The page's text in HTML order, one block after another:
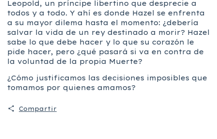
Leopold, un príncipe libertino que desprecie a
todos y a todo. Y ahí es donde Hazel se enfrenta
a su mayor dilema hasta el momento: ¿debería
salvar la vida de un rey destinado a morir? Hazel
sabe lo que debe hacer y lo que su corazón le
pide hacer, pero ¿qué pasará si va en contra de
la voluntad de la propia Muerte?
¿Cómo justificamos las decisiones imposibles que
tomamos por quienes amamos?
Compartir